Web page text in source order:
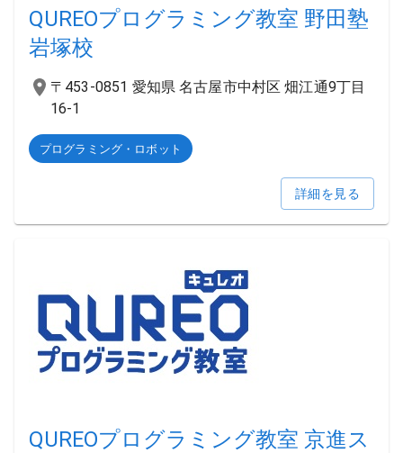
QUREOプログラミング教室 野田塾
岩塚校
〒453-0851 愛知県 名古屋市中村区 畑江通9丁目
16-1
プログラミング・ロボット
詳細を見る
QUREOプログラミング教室 京進ス